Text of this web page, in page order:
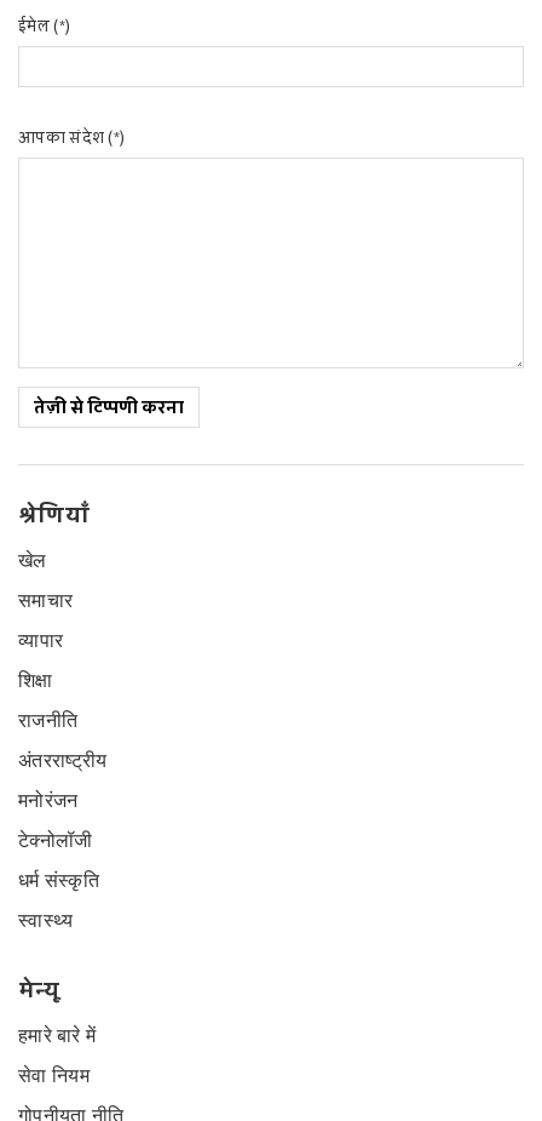
ईमेल (*)
आपका संदेश (*)
तेज़ी से टिप्पणी करना
श्रेणियाँ
खेल
समाचार
व्यापार
शिक्षा
राजनीति
अंतरराष्ट्रीय
मनोरंजन
टेक्नोलॉजी
धर्म संस्कृति
स्वास्थ्य
मेन्यू
हमारे बारे में
सेवा नियम
गोपनीयता नीति